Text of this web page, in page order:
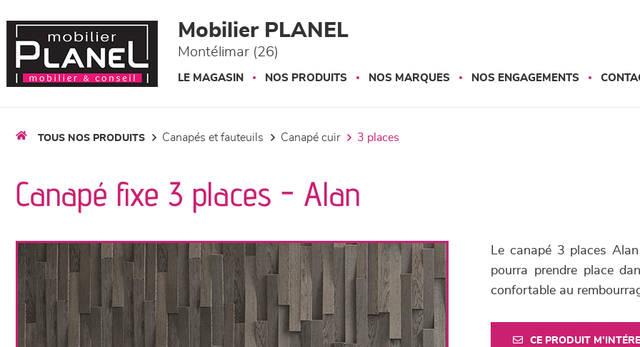
Mobilier PLANEL
Montélimar (26)
LE MAGASIN NOS PRODUITS NOS MARQUES NOS ENGAGEMENTS
TOUS NOS PRODUITS canapés et fauteuils canapé cuir 3 places
Canapé fixe 3 places - Alan
Le canapé 3 places
pourra prendre place
confortable au
CE PRODUIT